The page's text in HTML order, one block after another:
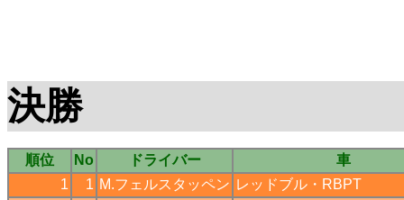
決勝
順位 No ドライバー
車
1
1 M.フェルスタッペン レッドブル ・ RBPT